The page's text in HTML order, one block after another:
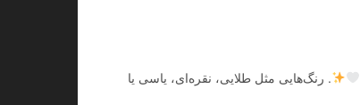
. رنگ‌هایی مثل طلایی، نقره‌ای، یاسی یا